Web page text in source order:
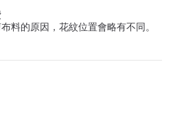
料的原因，花紋位置會略有不同。